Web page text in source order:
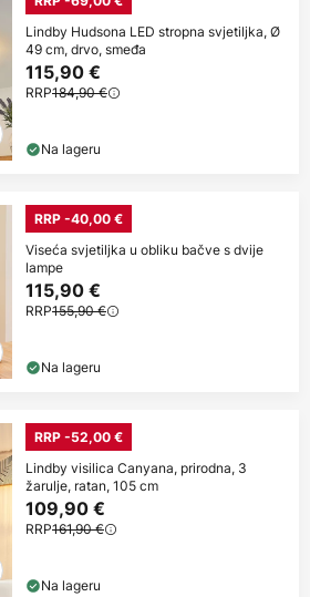
Lindby Hudsona LED stropna svjetiljka, Ø
49 cm, drvo, smeđa
115,90 €
RRP184,90 €
Na lageru
RRP -40,00 €
Viseća svjetiljka u obliku bačve s dvije
lampe
115,90 €
RRP155,90 €
Na lageru
RRP -52,00 €
Lindby visilica Canyana, prirodna, 3
žarulje, ratan, 105 cm
109,90 €
RRP161,90 €
Na lageru